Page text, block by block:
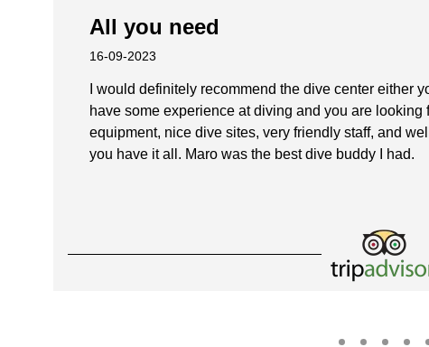
All you need
16-09-2023
I would definitely recommend the dive center either
have some experience at diving and you are
equipment, nice dive sites, very friendly staff, and
you have it all. Maro was the best dive buddy I had.